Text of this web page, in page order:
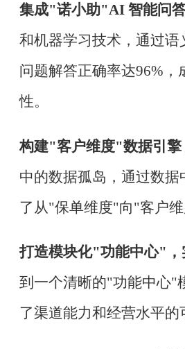
集成"诺小助"AI 智能问答
和机器学习技术，通过
问题解答正确率达96%
性。
构建"客户维度"数据引擎
中的数据孤岛，通过数
了从"保单维度"向"客户
打造模块化"功能中心"，
到一个清晰的"功能中心"
了渠道能力和经营水平的